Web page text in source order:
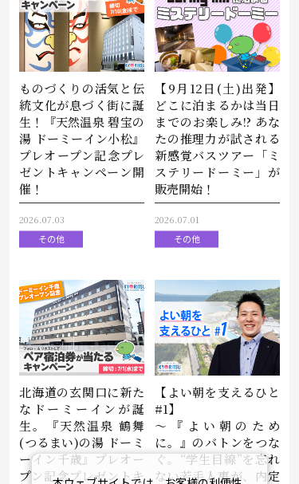
ものづくりの活気と伝
統文化が息づく街に誕
生！『天然温泉 碧宝の
湯 ドーミーイン小松』
プレオープン記念プレ
ゼントキャンペーン開
催！
2026.07.03
その他
【9月12日(土)出発】
どこに泊まるかは当日
までのお楽しみ!? あな
たの推理力が試される
新感覚バスツアー「ミ
ステリードーミー」が
販売開始！
2026.07.01
その他
北海道の玄関口に新た
なドーミーインが誕
生。『天然温泉 鶴舞
(つるまい)の湯 ドーミ
ーイン千歳』プレオー
プン記念プレゼントキ
【よい朝を支えるひと
#1】
～『よい朝のため
に。』のバトンをつな
ぐ。“学生目線”を忘れ
ない若手人事が、内定